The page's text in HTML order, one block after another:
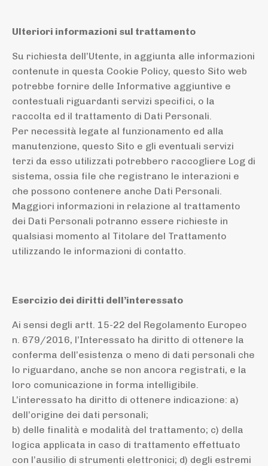
Ulteriori informazioni sul trattamento
Su richiesta dell’Utente, in aggiunta alle informazioni
contenute in questa Cookie Policy, questo Sito web
potrebbe fornire delle Informative aggiuntive e
contestuali riguardanti servizi specifici, o la
raccolta ed il trattamento di Dati Personali.
Per necessità legate al funzionamento ed alla
manutenzione, questo Sito e gli eventuali servizi
terzi da esso utilizzati potrebbero raccogliere Log di
sistema, ossia file che registrano le interazioni e
che possono contenere anche Dati Personali.
Maggiori informazioni in relazione al trattamento
dei Dati Personali potranno essere richieste in
qualsiasi momento al Titolare del Trattamento
utilizzando le informazioni di contatto.
Esercizio dei diritti dell’interessato
Ai sensi degli artt. 15-22 del Regolamento Europeo
n. 679/2016, l’Interessato ha diritto di ottenere la
conferma dell’esistenza o meno di dati personali che
lo riguardano, anche se non ancora registrati, e la
loro comunicazione in forma intelligibile.
L’interessato ha diritto di ottenere indicazione: a)
dell’origine dei dati personali;
b) delle finalità e modalità del trattamento; c) della
logica applicata in caso di trattamento effettuato
con l’ausilio di strumenti elettronici; d) degli estremi